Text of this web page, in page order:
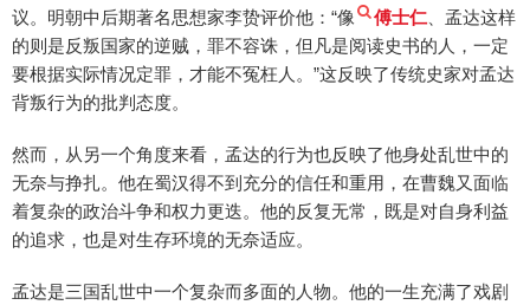
议。明朝中后期著名思想家李贽评价他：“像
傅士仁 、孟达这样
的则是反叛国家的逆贼，罪不容诛，但凡是阅读史书的人，一定
要根据实际情况定罪，才能不冤枉人。”这反映了传统史家对孟达
背叛行为的批判态度。
然而，从另一个角度来看，孟达的行为也反映了他身处乱世中的
无奈与挣扎。他在蜀汉得不到充分的信任和重用，在曹魏又面临
着复杂的政治斗争和权力更迭。他的反复无常，既是对自身利益
的追求，也是对生存环境的无奈适应。
孟达是三国乱世中一个复杂而多面的人物。他的一生充满了戏剧